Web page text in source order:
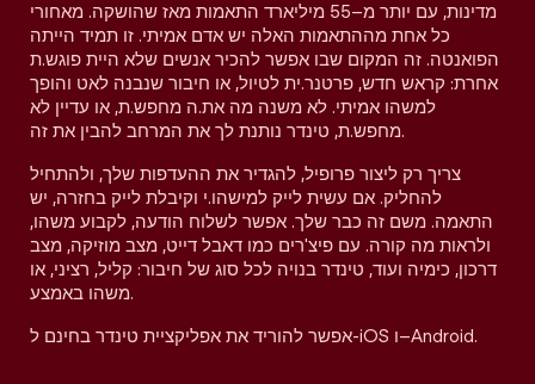
מדינות, עם יותר מ–55 מיליארד התאמות מאז שהושקה. מאחורי
כל אחת מההתאמות האלה יש אדם אמיתי. זו תמיד הייתה
הפואנטה. זה המקום שבו אפשר להכיר אנשים שלא היית פוגש.ת
אחרת: קראש חדש, פרטנר.ית לטיול, או חיבור שנבנה לאט והופך
למשהו אמיתי. לא משנה מה את.ה מחפש.ת, או עדיין לא
מחפש.ת, טינדר נותנת לך את המרחב להבין את זה.
צריך רק ליצור פרופיל, להגדיר את ההעדפות שלך, ולהתחיל
להחליק. אם עשית לייק למישהו.י וקיבלת לייק בחזרה, יש
התאמה. משם זה כבר שלך. אפשר לשלוח הודעה, לקבוע משהו,
ולראות מה קורה. עם פיצ'רים כמו דאבל דייט, מצב מוזיקה, מצב
דרכון, כימיה ועוד, טינדר בנויה לכל סוג של חיבור: קליל, רציני, או
משהו באמצע.
אפשר להוריד את אפליקציית טינדר בחינם ל-iOS ו–Android.